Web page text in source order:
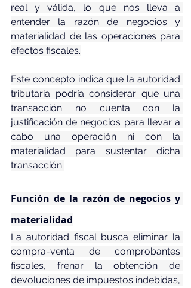
real y válida, lo que nos lleva a
entender la razón de negocios y
materialidad de las operaciones para
efectos fiscales.
Este concepto indica que la autoridad
tributaria podría considerar que una
transacción no cuenta con la
justificación de negocios para llevar a
cabo una operación ni con la
materialidad para sustentar dicha
transacción.
Función de la razón de negocios y
materialidad
La autoridad fiscal busca eliminar la
compra-venta de comprobantes
fiscales, frenar la obtención de
devoluciones de impuestos indebidas,